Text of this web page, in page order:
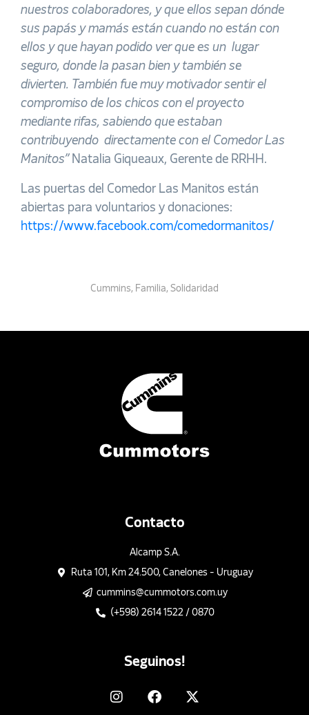
nuestros colaboradores, y que ellos sepan dónde
sus papás y mamás están cuando no están con
ellos y que hayan podido ver que es un lugar
seguro, donde la pasan bien y también se
divierten. También fue muy motivador sentir el
compromiso de los chicos con el proyecto
mediante rifas, sabiendo que estaban
contribuyendo directamente con el Comedor Las
Manitos”Natalia Giqueaux, Gerente de RRHH.
Las puertas del Comedor Las Manitos están
abiertas para voluntarios y donaciones:
https://www.facebook.com/comedormanitos/
Cummins, Familia, Solidaridad
Contacto
Alcamp S.A.
Ruta 101, Km 24.500, Canelones - Uruguay
cummins@cummotors.com.uy
(+598) 2614 1522 / 0870
Seguinos!